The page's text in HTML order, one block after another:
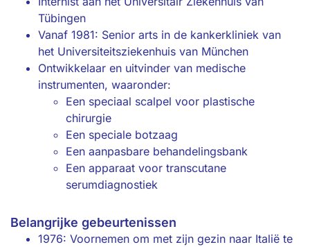
Tübingen
Vanaf 1981: Senior arts in de kankerkliniek van
het Universiteitsziekenhuis van München
Ontwikkelaar en uitvinder van medische
instrumenten, waaronder:
Een speciaal scalpel voor plastische
chirurgie
Een speciale botzaag
Een aanpasbare behandelingsbank
Een apparaat voor transcutane
serumdiagnostiek
Belangrijke gebeurtenissen
1976: Voornemen om met zijn gezin naar Italië te